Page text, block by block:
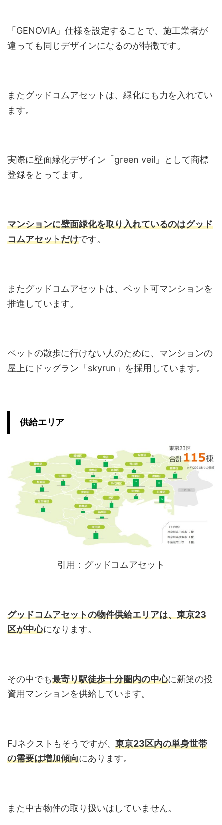
「GENOVIA」仕様を設定することで、施工業者が
違っても同じデザインになるのが特徴です。
またグッドコムアセットは、緑化にも力を入れてい
ます。
実際に壁面緑化デザイン「green veil」として商標
登録をとってます。
マンションに壁面緑化を取り入れているのはグッド
コムアセットだけです。
またグッドコムアセットは、ペット可マンションを
推進しています。
ペットの散歩に行けない人のために、マンションの
屋上にドッグラン「skyrun」を採用しています。
供給エリア
引用：グッドコムアセット
グッドコムアセットの物件供給エリアは、東京23
区が中心になります。
その中でも最寄り駅徒歩十分圏内の中心に新築の投
資用マンションを供給しています。
FJネクストもそうですが、 東京23区内の単身世帯
の需要は増加傾向にあります。
また中古物件の取り扱いはしていません。